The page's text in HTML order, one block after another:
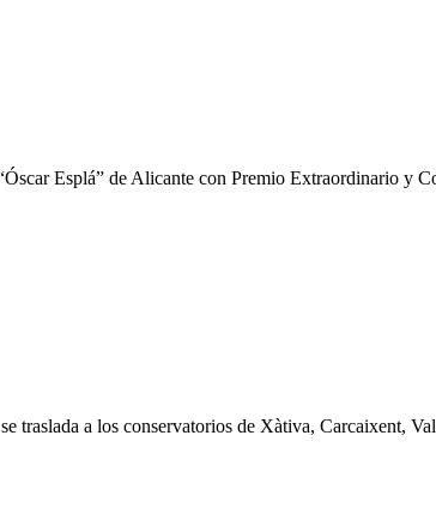
Esplá” de Alicante con Premio Extraordinario y
a los conservatorios de Xàtiva, Carcaixent,